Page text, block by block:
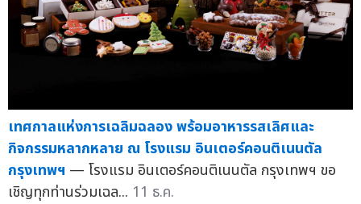
เทศกาลแห่งการเฉลิมฉลอง พร้อมอาหารรสเลิศและ
กิจกรรมหลากหลาย ณ โรงแรม อินเตอร์คอนติเนนตัล
กรุงเทพฯ — โรงแรม อินเตอร์คอนติเนนตัล กรุงเทพฯ ขอ
เชิญทุกท่านร่วมเฉล... 11 ธ.ค.